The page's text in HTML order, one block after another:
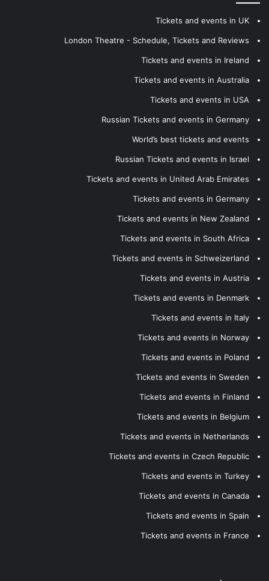
Tickets and events in UK
London Theatre - Schedule, Tickets and Reviews
Tickets and events in Ireland
Tickets and events in Australia
Tickets and events in USA
Russian Tickets and events in Germany
World’s best tickets and events
Russian Tickets and events in Israel
Tickets and events in United Arab Emirates
Tickets and events in Germany
Tickets and events in New Zealand
Tickets and events in South Africa
Tickets and events in Schweizerland
Tickets and events in Austria
Tickets and events in Denmark
Tickets and events in Italy
Tickets and events in Norway
Tickets and events in Poland
Tickets and events in Sweden
Tickets and events in Finland
Tickets and events in Belgium
Tickets and events in Netherlands
Tickets and events in Czech Republic
Tickets and events in Turkey
Tickets and events in Canada
Tickets and events in Spain
Tickets and events in France